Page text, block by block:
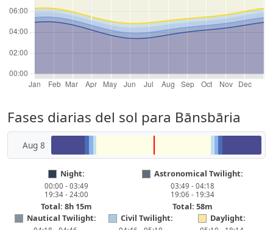
Fases diarias del sol para Bānsbāria
Aug 8
Night:
00:00 - 03:49
19:34 - 24:00
Total: 8h 15m
Astronomical Twilight:
03:49 - 04:18
19:06 - 19:34
Total: 58m
Nautical Twilight:
Civil Twilight: Daylight: